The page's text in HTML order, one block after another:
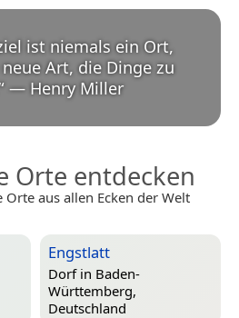
ist niemals ein Ort,
Art, die Dinge zu
— Henry Miller
Orte entdecken
Orte aus allen Ecken der Welt
Engstlatt
Dorf in Baden-
Württemberg,
Deutschland